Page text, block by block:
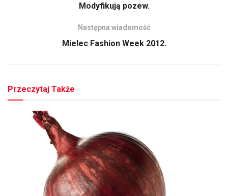
Modyfikują pozew.
Następna wiadomość
Mielec Fashion Week 2012.
Przeczytaj Także